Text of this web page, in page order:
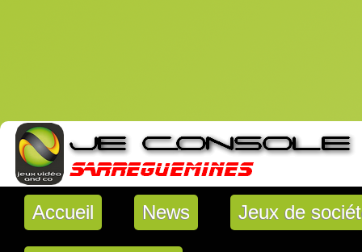
Accueil News Jeux de